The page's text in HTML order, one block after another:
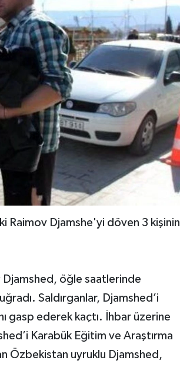
Raimov Djamshe'yi döven 3 kişinin
Djamshed, öğle saatlerinde
Saldırganlar, Djamshed’i
gasp ederek kaçtı. İhbar üzerine
Karabük Eğitim ve Araştırma
Özbekistan uyruklu Djamshed,